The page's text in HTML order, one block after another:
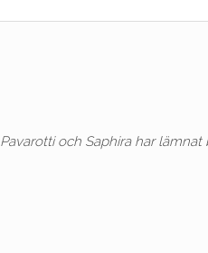
Pavarotti och Saphira har